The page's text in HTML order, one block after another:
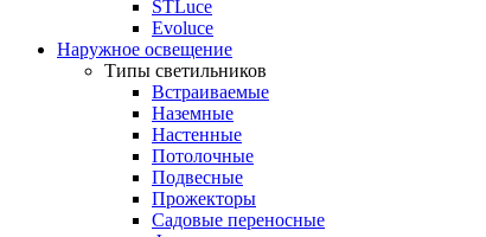
STLuce
Evoluce
Наружное освещение
Типы светильников
Встраиваемые
Наземные
Настенные
Потолочные
Подвесные
Прожекторы
Садовые переносные